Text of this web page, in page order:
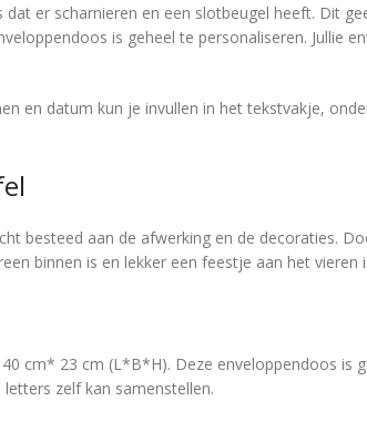
er scharnieren en een slotbeugel heeft. Dit
is geheel te personaliseren. Jullie
en datum kun je invullen in het tekstvakje,
besteed aan de afwerking en de decoraties.
binnen is en lekker een feestje aan het
cm* 23 cm (L*B*H). Deze enveloppendoos is
zelf kan samenstellen.